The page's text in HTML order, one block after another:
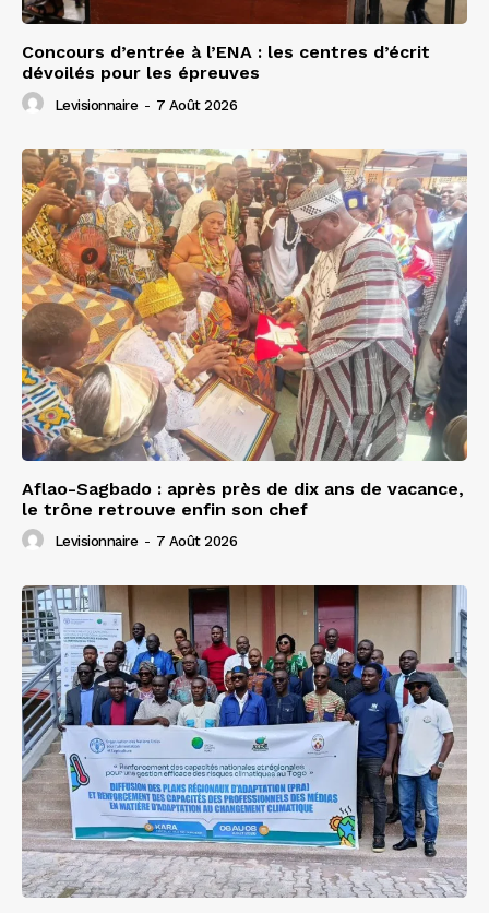
Concours d’entrée à l’ENA : les centres d’écrit
dévoilés pour les épreuves
Levisionnaire - 7 Août 2026
Aflao-Sagbado : après près de dix ans de vacance,
le trône retrouve enfin son chef
Levisionnaire - 7 Août 2026